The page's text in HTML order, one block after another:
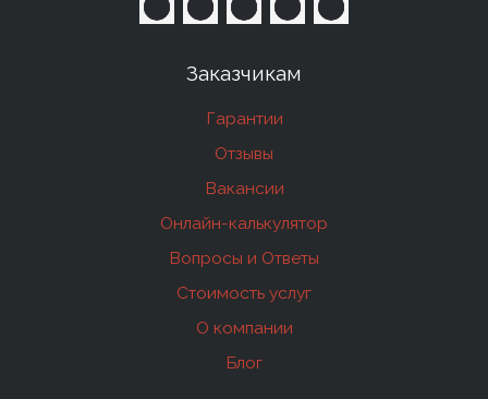
Заказчикам
Гарантии
Отзывы
Вакансии
Онлайн-калькулятор
Вопросы и Ответы
Стоимость услуг
О компании
Блог